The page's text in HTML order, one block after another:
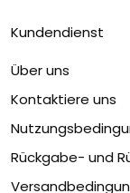
Kundendienst
Über uns
Kontaktiere uns
Rückgabe- und